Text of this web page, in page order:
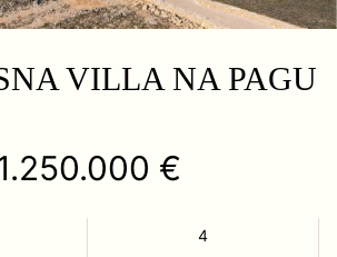
VILLA NA PAGU
€
4